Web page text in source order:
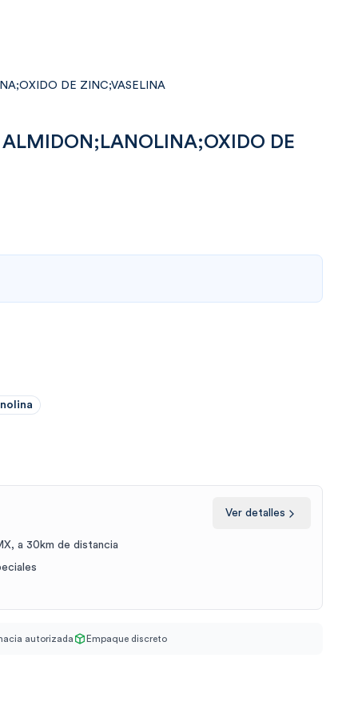
DE ZINC;VASELINA
DE
Ver detalles
a 30km de distancia
autorizada Empaque discreto